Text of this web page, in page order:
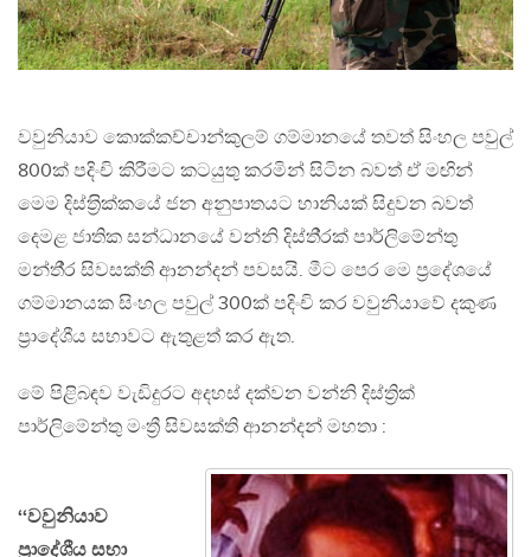
වවුනියාව කොක්කච්චාන්කුලම් ගම්මානයේ තවත් සිංහල පවුල්
800ක් පදිංචි කිරීමට කටයුතු කරමින් සිටින බවත් ඒ මඟින්
මෙම දිස්ත‍්‍රික්කයේ ජන අනුපාතයට හානියක් සිදුවන බවත්
දෙමළ ජාතික සන්ධානයේ වන්නි දිස්ති‍්‍රක් පාර්ලිමේන්තු
මන්තී‍්‍ර සිවසක්ති ආනන්දන් පවසයි. මීට පෙර මෙ ප‍්‍රදේශයේ
ගම්මානයක සිංහල පවුල් 300ක් පදිංචි කර වවුනියාවේ දකුණ
ප‍්‍රාදේශීය සභාවට ඇතුළත් කර ඇත.
මේ පිළිබඳව වැඩිදුරට අදහස් දක්වන වන්නි දිස්ත්‍රික්
පාර්ලිමේන්තු මංත්‍රී සිවසක්ති ආනන්දන් මහතා :
‘‘වවුනියාව
ප‍්‍රාදේශීය සභා